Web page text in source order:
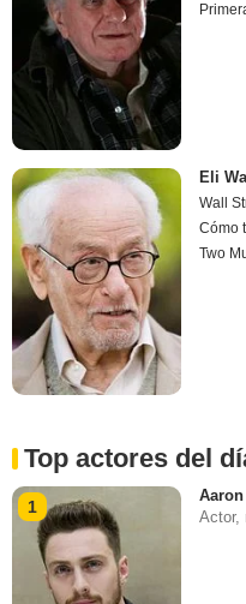
Eli
Wall
Cómo
Two
Top actores del
1
Actor,